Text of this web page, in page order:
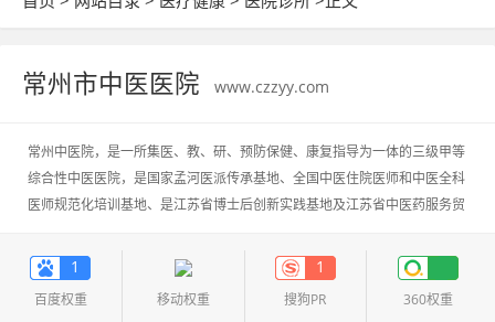
常州市中医医院 www.czzyy.com
常州中医院，是一所集医、教、研、预防保健、康复指导为一体的三级甲等
综合性中医医院，是国家孟河医派传承基地、全国中医住院医师和中医全科
医师规范化培训基地、是江苏省博士后创新实践基地及江苏省中医药服务贸
1
百度权重 移动权重
1
搜狗PR 360权重